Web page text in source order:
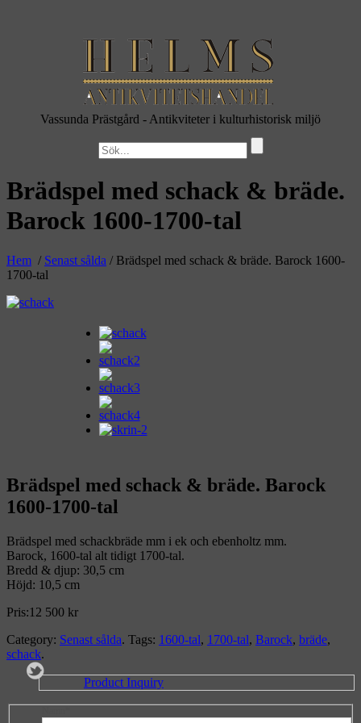
Vassunda Prästgård - Antikviteter i kulturhistorisk miljö
Brädspel med schack & bräde.
Barock 1600-1700-tal
Hem / Senast sålda / Brädspel med schack & bräde. Barock 1600-
1700-tal
Brädspel med schack & bräde. Barock
1600-1700-tal
Brädspel med schackbräde mm i ek och ebenholtz mm.
Barock, 1600-tal alt tidigt 1700-tal.
Bredd & djup: 30,5 cm
Höjd: 10,5 cm
Pris:12 500 kr
Category: Senast sålda. Tags: 1600-tal, 1700-tal, Barock, bräde,
schack.
Product Inquiry